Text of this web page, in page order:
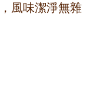
風味潔淨無雜